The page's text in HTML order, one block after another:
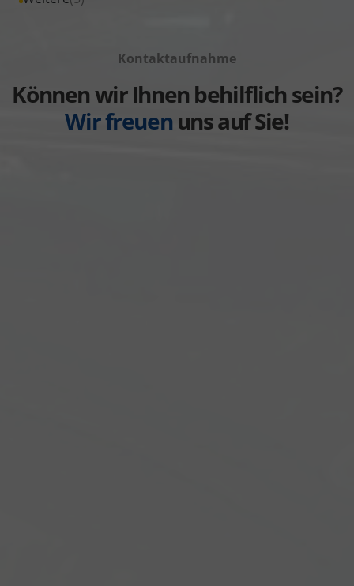
Volkswagen
anzeigen
Kontaktaufnahme
Können wir Ihnen behilflich sein?
Wir freuen uns auf Sie!